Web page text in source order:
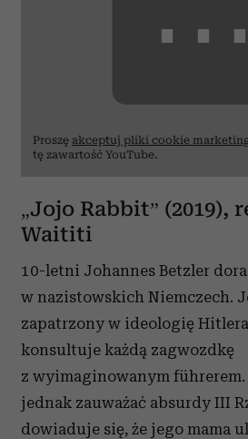
⋯
Proszę akceptuj pliki cookie
tę zawartość YouTube.
„Jojo Rabbit” (2019),
Waititi
10-letni Johannes Betzler
w nazistowskich Niemczech.
zapatrzony w ideologię
konsultuje każdą zagwozdkę
z wyimaginowanym führerem.
jednak zauważać absurdy III
dowiaduje się, że jego mama